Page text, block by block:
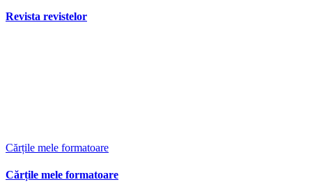
Revista revistelor
Cărțile mele formatoare
Cărțile mele formatoare